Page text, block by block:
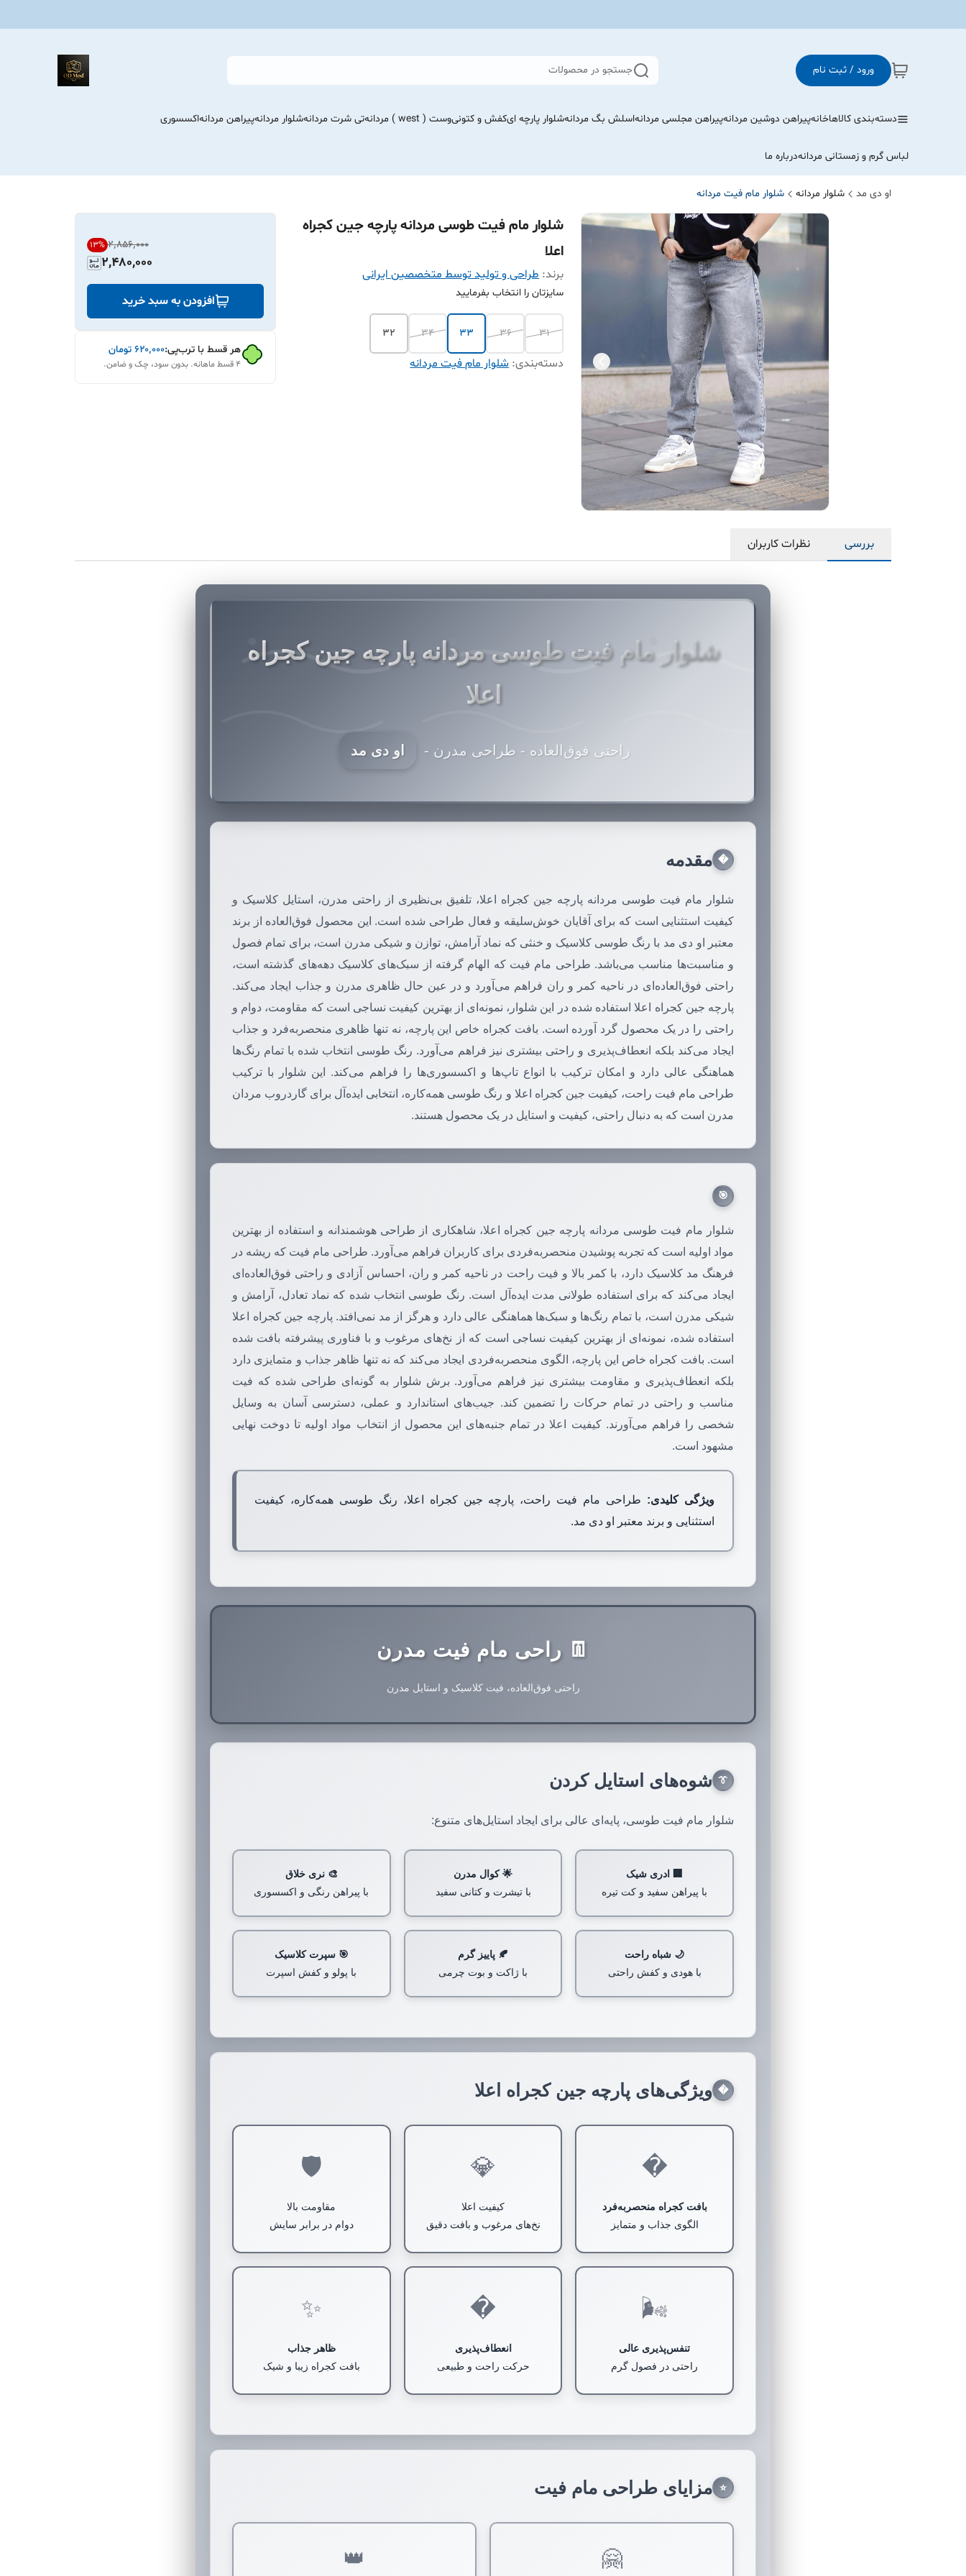
ورود / ثبت نام جستجو در محصولات
دسته‌بندی کالاهاخانهپیراهن دوشین مردانهپیراهن مجلسی مردانهاسلش بگ مردانهشلوار پارچه ایکفش و کتونیوست ( west ) مردانه تی شرت مردانهشلوار مردانهپیراهن مردانهاکسسوری
لباس گرم و زمستانی مردانهدرباره ما
او دی مد شلوار مردانه شلوار مام فیت مردانه
شلوار مام فیت طوسی مردانه پارچه جین کجراه
اعلا
برند: طراحی و تولید توسط متخصصین ایرانی
سایزتان را انتخاب بفرمایید
31
36
33
34
32
دسته‌بندی:شلوار مام فیت مردانه
۲٬۸۵۶٬۰۰۰ 13%
2,480,000
افزودن به سبد خرید
هر قسط با ترب‌پی:۶۲۰٬۰۰۰ تومان
۴ قسط ماهانه. بدون سود، چک و ضامن.
بررسی نظرات کاربران
شلوار مام فیت طوسی مردانه پارچه جین کجراه
اعلا
راحتی فوق‌العاده - طراحی مدرن - او دی مد
� مقدمه
شلوار مام فیت طوسی مردانه پارچه جین کجراه اعلا، تلفیق بی‌نظیری از راحتی مدرن، استایل کلاسیک و
کیفیت استثنایی است که برای آقایان خوش‌سلیقه و فعال طراحی شده است. این محصول فوق‌العاده از برند
معتبر او دی مد با رنگ طوسی کلاسیک و خنثی که نماد آرامش، توازن و شیکی مدرن است، برای تمام فصول
و مناسبت‌ها مناسب می‌باشد. طراحی مام فیت که الهام گرفته از سبک‌های کلاسیک دهه‌های گذشته است،
راحتی فوق‌العاده‌ای در ناحیه کمر و ران فراهم می‌آورد و در عین حال ظاهری مدرن و جذاب ایجاد می‌کند.
پارچه جین کجراه اعلا استفاده شده در این شلوار، نمونه‌ای از بهترین کیفیت نساجی است که مقاومت، دوام و
راحتی را در یک محصول گرد آورده است. بافت کجراه خاص این پارچه، نه تنها ظاهری منحصربه‌فرد و جذاب
ایجاد می‌کند بلکه انعطاف‌پذیری و راحتی بیشتری نیز فراهم می‌آورد. رنگ طوسی انتخاب شده با تمام رنگ‌ها
هماهنگی عالی دارد و امکان ترکیب با انواع تاپ‌ها و اکسسوری‌ها را فراهم می‌کند. این شلوار با ترکیب
طراحی مام فیت راحت، کیفیت جین کجراه اعلا و رنگ طوسی همه‌کاره، انتخابی ایده‌آل برای گاردروب مردان
مدرن است که به دنبال راحتی، کیفیت و استایل در یک محصول هستند.
🎯
شلوار مام فیت طوسی مردانه پارچه جین کجراه اعلا، شاهکاری از طراحی هوشمندانه و استفاده از بهترین
مواد اولیه است که تجربه پوشیدن منحصربه‌فردی برای کاربران فراهم می‌آورد. طراحی مام فیت که ریشه در
فرهنگ مد کلاسیک دارد، با کمر بالا و فیت راحت در ناحیه کمر و ران، احساس آزادی و راحتی فوق‌العاده‌ای
ایجاد می‌کند که برای استفاده طولانی مدت ایده‌آل است. رنگ طوسی انتخاب شده که نماد تعادل، آرامش و
شیکی مدرن است، با تمام رنگ‌ها و سبک‌ها هماهنگی عالی دارد و هرگز از مد نمی‌افتد. پارچه جین کجراه اعلا
استفاده شده، نمونه‌ای از بهترین کیفیت نساجی است که از نخ‌های مرغوب و با فناوری پیشرفته بافت شده
است. بافت کجراه خاص این پارچه، الگوی منحصربه‌فردی ایجاد می‌کند که نه تنها ظاهر جذاب و متمایزی دارد
بلکه انعطاف‌پذیری و مقاومت بیشتری نیز فراهم می‌آورد. برش شلوار به گونه‌ای طراحی شده که فیت
مناسب و راحتی در تمام حرکات را تضمین کند. جیب‌های استاندارد و عملی، دسترسی آسان به وسایل
شخصی را فراهم می‌آورند. کیفیت اعلا در تمام جنبه‌های این محصول از انتخاب مواد اولیه تا دوخت نهایی
مشهود است.
ویژگی کلیدی: طراحی مام فیت راحت، پارچه جین کجراه اعلا، رنگ طوسی همه‌کاره، کیفیت
استثنایی و برند معتبر او دی مد.
👖 راحی مام فیت مدرن
راحتی فوق‌العاده، فیت کلاسیک و استایل مدرن
👔 شوه‌های استایل کردن
شلوار مام فیت طوسی، پایه‌ای عالی برای ایجاد استایل‌های متنوع:
🏢 ادری شیک
با پیراهن سفید و کت تیره
🌟 کوال مدرن
با تیشرت و کتانی سفید
🎨 نری خلاق
با پیراهن رنگی و اکسسوری
🌙 شباه راحت
با هودی و کفش راحتی
🍂 پاییز گرم
با ژاکت و بوت چرمی
🎯 سپرت کلاسیک
با پولو و کفش اسپرت
� ویژگی‌های پارچه جین کجراه اعلا
�️
بافت کجراه منحصربه‌فرد
الگوی جذاب و متمایز
💎
کیفیت اعلا
نخ‌های مرغوب و بافت دقیق
🛡️
مقاومت بالا
دوام در برابر سایش
🌬️
تنفس‌پذیری عالی
راحتی در فصول گرم
�
انعطاف‌پذیری
حرکت راحت و طبیعی
✨
ظاهر جذاب
بافت کجراه زیبا و شیک
⭐ مزایای طراحی مام فیت
🤗
👑